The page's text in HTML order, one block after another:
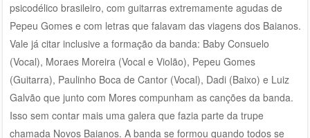
psicodélico brasileiro, com guitarras extremamente agudas de
Pepeu Gomes e com letras que falavam das viagens dos Baianos.
Vale já citar inclusive a formação da banda: Baby Consuelo
(Vocal), Moraes Moreira (Vocal e Violão), Pepeu Gomes
(Guitarra), Paulinho Boca de Cantor (Vocal), Dadi (Baixo) e Luiz
Galvão que junto com Mores compunham as canções da banda.
Isso sem contar mais uma galera que fazia parte da trupe
chamada Novos Baianos. A banda se formou quando todos se